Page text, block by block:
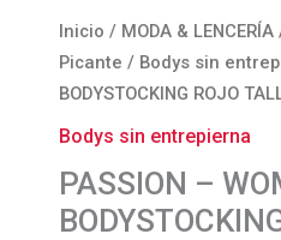
Inicio / MODA & LENCERÍA
Picante / Bodys sin
BODYSTOCKING ROJO
Bodys sin entrepierna
PASSION –
PASSION
-
WOMAN
BS035
ROJO
TALLA